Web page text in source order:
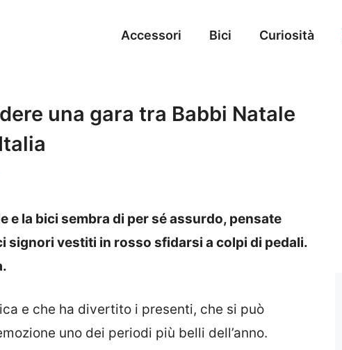
Accessori Bici Curiosità
una gara tra Babbi Natale
e la bici sembra di per sé assurdo, pensate
signori vestiti in rosso sfidarsi a colpi di pedali.
e che ha divertito i presenti, che si può
uno dei periodi più belli dell’anno.